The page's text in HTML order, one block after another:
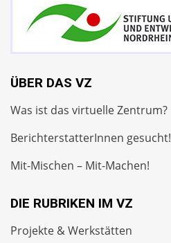
ÜBER DAS VZ
Was ist das virtuelle Zentrum?
BerichterstatterInnen gesucht!
Mit-Mischen – Mit-Machen!
DIE RUBRIKEN IM VZ
Projekte & Werkstätten